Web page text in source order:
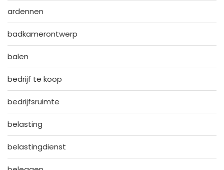
ardennen
badkamerontwerp
balen
bedrijf te koop
bedrijfsruimte
belasting
belastingdienst